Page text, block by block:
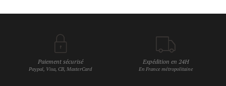
Paiement sécurisé
Paypal, Visa, CB, MasterCard
Expédition en 24H
En France métropolitaine